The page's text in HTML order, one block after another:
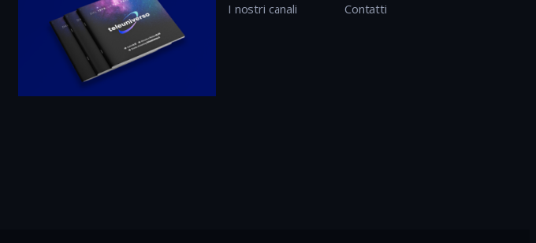
I nostri canali
Contatti